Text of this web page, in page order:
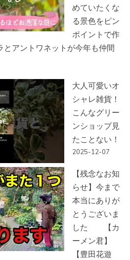
めていたくな
る景色をピン
ポイントで作
とアントワネットが今年も仲間
大人可愛いオ
シャレ雑貨！
こんなグリー
ンショップ見
たことない！
2025-12-07
【残念なお知
らせ】今まで
本当にありが
とうございま
した 【カ
ーメン君】
【豊田花遊